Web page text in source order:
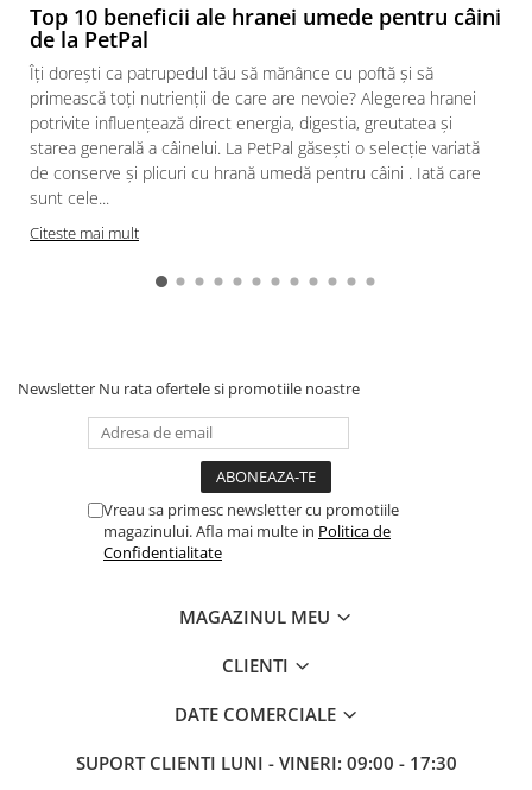
Top 10 beneficii ale hranei umede pentru câini
de la PetPal
Îți dorești ca patrupedul tău să mănânce cu poftă și să
primească toți nutrienții de care are nevoie? Alegerea hranei
potrivite influențează direct energia, digestia, greutatea și
starea generală a câinelui. La PetPal găsești o selecție variată
de conserve și plicuri cu hrană umedă pentru câini . Iată care
sunt cele...
Citeste mai mult
Newsletter Nu rata ofertele si promotiile noastre
Vreau sa primesc newsletter cu promotiile
magazinului. Afla mai multe in Politica de
Confidentialitate
MAGAZINUL MEU
CLIENTI
DATE COMERCIALE
SUPORT CLIENTI LUNI - VINERI: 09:00 - 17:30